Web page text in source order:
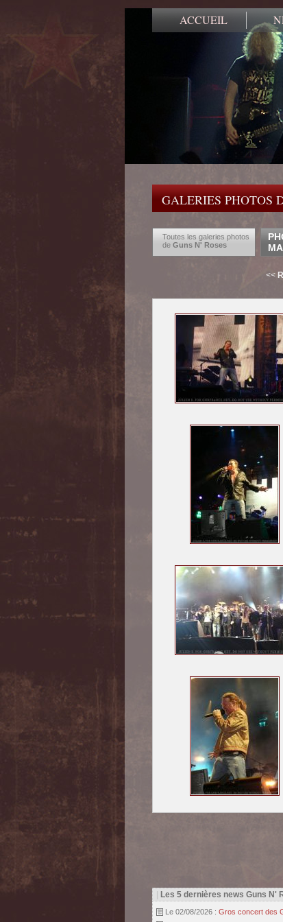
ACCUEIL
GALERIES PHOTOS
Toutes les galeries photos
de Guns N' Roses
<<
Les 5 dernières news Guns N'
Le 02/08/2026 : Gros concert des